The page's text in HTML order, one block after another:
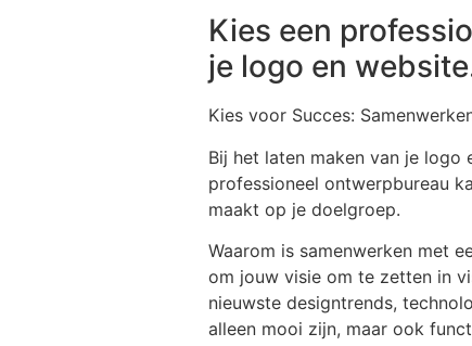
Kies een
je logo en
Kies voor Succes:
Bij het laten maken van je logo
professioneel ontwerpbureau
maakt op je doelgroep.
Waarom is samenwerken met
om jouw visie om te zetten in
nieuwste designtrends,
alleen mooi zijn, maar ook